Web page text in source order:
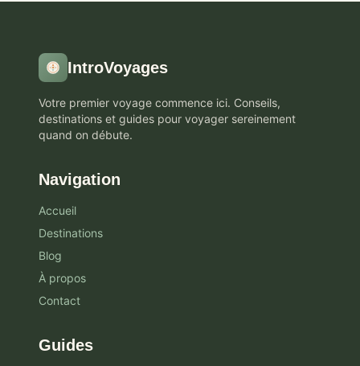
IntroVoyages
Votre premier voyage commence ici. Conseils,
destinations et guides pour voyager sereinement
quand on débute.
Navigation
Accueil
Destinations
Blog
À propos
Contact
Guides